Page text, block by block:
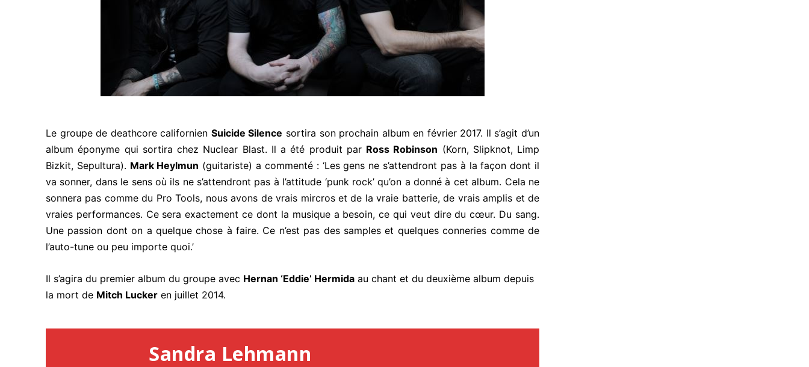
Le groupe de deathcore californien Suicide Silence sortira son prochain album en février 2017. Il s’agit d’un
album éponyme qui sortira chez Nuclear Blast. Il a été produit par Ross Robinson (Korn, Slipknot, Limp
Bizkit, Sepultura). Mark Heylmun (guitariste) a commenté : ‘Les gens ne s’attendront pas à la façon dont il
va sonner, dans le sens où ils ne s’attendront pas à l’attitude ‘punk rock’ qu’on a donné à cet album. Cela ne
sonnera pas comme du Pro Tools, nous avons de vrais mircros et de la vraie batterie, de vrais amplis et de
vraies performances. Ce sera exactement ce dont la musique a besoin, ce qui veut dire du cœur. Du sang.
Une passion dont on a quelque chose à faire. Ce n’est pas des samples et quelques conneries comme de
l’auto-tune ou peu importe quoi.’
Il s’agira du premier album du groupe avec Hernan ‘Eddie’ Hermida au chant et du deuxième album depuis
la mort de Mitch Lucker en juillet 2014.
Sandra Lehmann